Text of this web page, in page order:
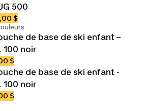
500
$
de base de ski enfant –
100 noir
$
de base de ski enfant -
100 noir
$